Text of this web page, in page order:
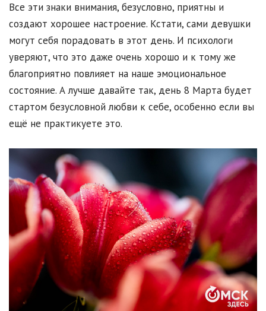
Все эти знаки внимания, безусловно, приятны и
создают хорошее настроение. Кстати, сами девушки
могут себя порадовать в этот день. И психологи
уверяют, что это даже очень хорошо и к тому же
благоприятно повлияет на наше эмоциональное
состояние. А лучше давайте так, день 8 Марта будет
стартом безусловной любви к себе, особенно если вы
ещё не практикуете это.